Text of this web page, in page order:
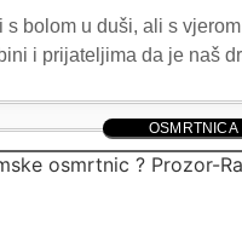
s bolom u duši, ali s
i prijateljima da je naš
OSMRTNICA